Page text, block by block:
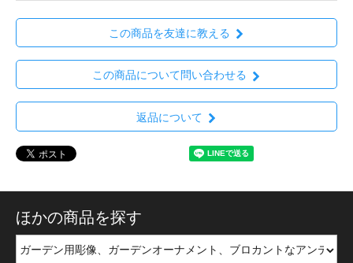
この商品を友達に教える
この商品について問い合わせる
返品について
ほかの商品を探す